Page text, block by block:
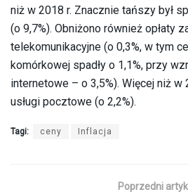
niż w 2018 r. Znacznie tańszy był
(o 9,7%). Obniżono również opłaty
telekomunikacyjne (o 0,3%, w tym
komórkowej spadły o 1,1%, przy
internetowe – o 3,5%). Więcej niż w
usługi pocztowe (o 2,2%).
Tagi: ceny Inflacja
Poprzedni